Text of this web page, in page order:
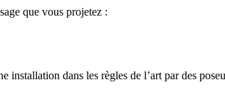
que vous projetez :
installation dans les règles de l’art par des